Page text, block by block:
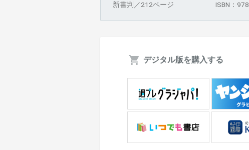
新書判／212ページ
ISBN：
デジタル版を購入する